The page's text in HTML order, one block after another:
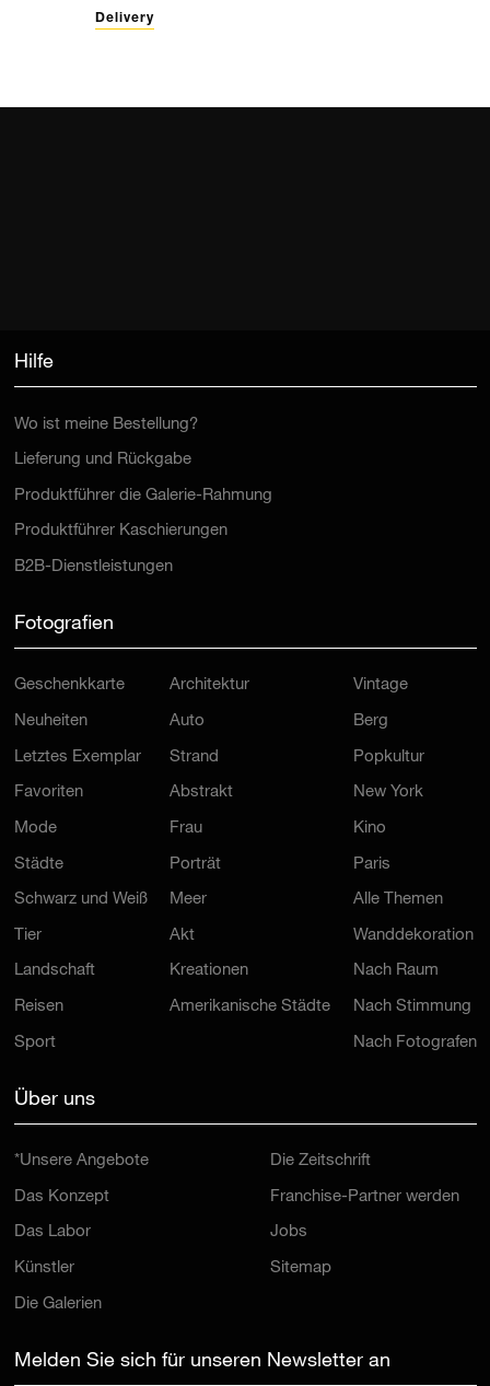
Delivery
Hilfe
Wo ist meine Bestellung?
Lieferung und Rückgabe
Produktführer die Galerie-Rahmung
Produktführer Kaschierungen
B2B-Dienstleistungen
Fotografien
Geschenkkarte
Neuheiten
Letztes Exemplar
Favoriten
Mode
Städte
Schwarz und Weiß
Tier
Landschaft
Reisen
Sport
Architektur
Auto
Strand
Abstrakt
Frau
Porträt
Meer
Akt
Kreationen
Amerikanische Städte
Vintage
Berg
Popkultur
New York
Kino
Paris
Alle Themen
Wanddekoration
Nach Raum
Nach Stimmung
Nach Fotografen
Über uns
*Unsere Angebote
Das Konzept
Das Labor
Künstler
Die Galerien
Die Zeitschrift
Franchise-Partner werden
Jobs
Sitemap
Melden Sie sich für unseren Newsletter an